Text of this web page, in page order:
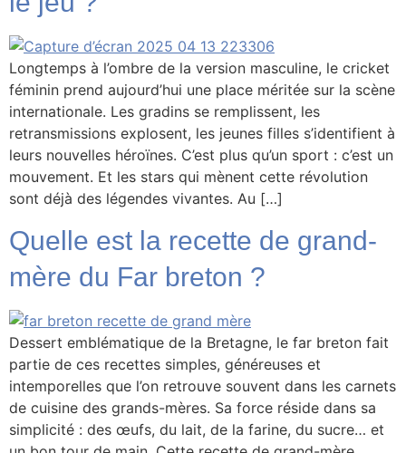
Longtemps à l’ombre de la version masculine, le cricket
féminin prend aujourd’hui une place méritée sur la scène
internationale. Les gradins se remplissent, les
retransmissions explosent, les jeunes filles s’identifient à
leurs nouvelles héroïnes. C’est plus qu’un sport : c’est un
mouvement. Et les stars qui mènent cette révolution
sont déjà des légendes vivantes. Au […]
Quelle est la recette de grand-
mère du Far breton ?
Dessert emblématique de la Bretagne, le far breton fait
partie de ces recettes simples, généreuses et
intemporelles que l’on retrouve souvent dans les carnets
de cuisine des grands-mères. Sa force réside dans sa
simplicité : des œufs, du lait, de la farine, du sucre… et